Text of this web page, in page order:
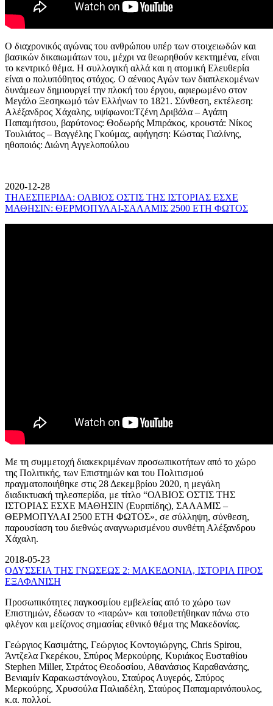
Ο διαχρονικός αγώνας του ανθρώπου υπέρ των στοιχειωδών και
βασικών δικαιωμάτων του, μέχρι να θεωρηθούν κεκτημένα, είναι
το κεντρικό θέμα. Η συλλογική αλλά και η ατομική Ελευθερία
είναι ο πολυπόθητος στόχος. Ο αέναος Αγών των διαπλεκομένων
δυνάμεων δημιουργεί την πλοκή του έργου, αφιερωμένο στον
Μεγάλο Ξεσηκωμό τών Ελλήνων το 1821. Σύνθεση, εκτέλεση:
Αλέξανδρος Χάχαλης, υψίφωνοι:Τζένη Δριβάλα – Αγάπη
Παπαμήτσου, βαρύτονος: Θοδωρής Μπιράκος, κρουστά: Νίκος
Τουλιάτος – Βαγγέλης Γκούμας, αφήγηση: Κώστας Γιαλίνης,
ηθοποιός: Διώνη Αγγελοπούλου
2020-12-28
ΤΗΛΕΣΠΕΡΙΔΑ: ΟΛΒΙΟΣ ΟΣΤΙΣ ΤΗΣ ΙΣΤΟΡΙΑΣ ΕΣΧΕ
ΜΑΘΗΣΙΝ: ΘΕΡΜΟΠΥΛΑΙ-ΣΑΛΑΜΙΣ 2500 ΕΤΗ ΦΩΤΟΣ
Με τη συμμετοχή διακεκριμένων προσωπικοτήτων από το χώρο
της Πολιτικής, των Επιστημών και του Πολιτισμού
πραγματοποιήθηκε στις 28 Δεκεμβρίου 2020, η μεγάλη
διαδικτυακή τηλεσπερίδα, με τίτλο “ΟΛΒΙΟΣ ΟΣΤΙΣ ΤΗΣ
ΙΣΤΟΡΙΑΣ ΕΣΧΕ ΜΑΘΗΣΙΝ (Ευριπίδης), ΣΑΛΑΜΙΣ –
ΘΕΡΜΟΠΥΛΑΙ 2500 ΕΤΗ ΦΩΤΟΣ», σε σύλληψη, σύνθεση,
παρουσίαση του διεθνώς αναγνωρισμένου συνθέτη Αλέξανδρου
Χάχαλη.
2018-05-23
ΟΔΥΣΣΕΙΑ ΤΗΣ ΓΝΩΣΕΩΣ 2: ΜΑΚΕΔΟΝΙΑ, ΙΣΤΟΡΙΑ ΠΡΟΣ
ΕΞΑΦΑΝΙΣΗ
Προσωπικότητες παγκοσμίου εμβελείας από το χώρο των
Επιστημών, έδωσαν το «παρών» και τοποθετήθηκαν πάνω στο
φλέγον και μείζονος σημασίας εθνικό θέμα της Μακεδονίας.
Γεώργιος Κασιμάτης, Γεώργιος Κοντογιώργης, Chris Spirou,
Άντζελα Γκερέκου, Σπύρος Μερκούρης, Κυριάκος Ευσταθίου
Stephen Miller, Στράτος Θεοδοσίου, Αθανάσιος Καραθανάσης,
Βενιαμίν Καρακωστάνογλου, Σταύρος Λυγερός, Σπύρος
Μερκούρης, Χρυσούλα Παλιαδέλη, Σταύρος Παπαμαρινόπουλος,
κ.α. πολλοί.